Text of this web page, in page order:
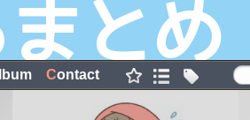
lbum Contact